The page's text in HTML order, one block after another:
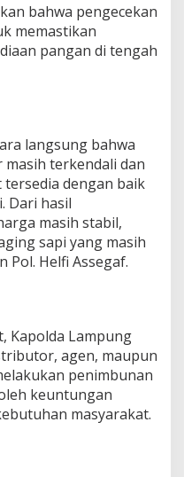
bahwa pengecekan
memastikan
pangan di tengah
langsung bahwa
terkendali dan
dengan baik
Dari hasil
masih stabil,
sapi yang masih
Pol. Helfi Assegaf.
Kapolda Lampung
agen, maupun
penimbunan
keuntungan
masyarakat.